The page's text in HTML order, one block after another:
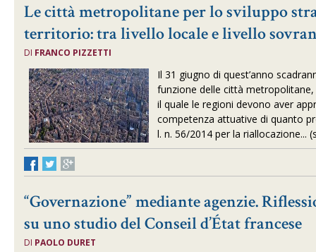
Le città metropolitane per lo sviluppo
territorio: tra livello locale e livello
DI FRANCO PIZZETTI
Il 31 giugno di quest’anno
funzione delle città
il quale le regioni devono aver
competenza attuative di quanto
l. n. 56/2014 per la riallocazione...
“Governazione” mediante agenzie.
su uno studio del Conseil d’État francese
DI PAOLO DURET